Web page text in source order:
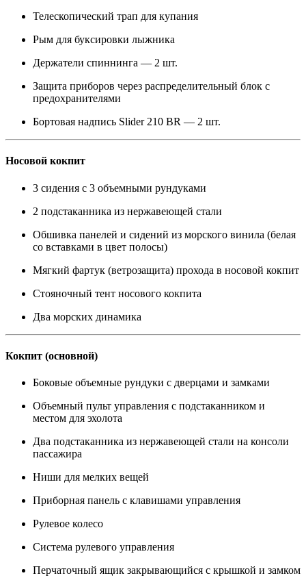
Телескопический трап для купания
Рым для буксировки лыжника
Держатели спиннинга — 2 шт.
Защита приборов через распределительный блок с
предохранителями
Бортовая надпись Slider 210 BR — 2 шт.
Носовой кокпит
3 сидения с 3 объемными рундуками
2 подстаканника из нержавеющей стали
Обшивка панелей и сидений из морского винила (белая
со вставками в цвет полосы)
Мягкий фартук (ветрозащита) прохода в носовой кокпит
Стояночный тент носового кокпита
Два морских динамика
Кокпит (основной)
Боковые объемные рундуки с дверцами и замками
Объемный пульт управления с подстаканником и
местом для эхолота
Два подстаканника из нержавеющей стали на консоли
пассажира
Ниши для мелких вещей
Приборная панель с клавишами управления
Рулевое колесо
Система рулевого управления
Перчаточный ящик закрывающийся с крышкой и замком